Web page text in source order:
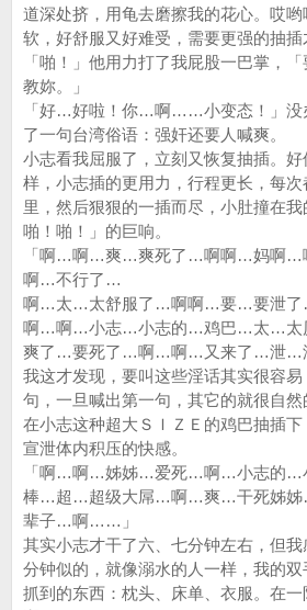
道深处挤，用龟去磨擦我的花心。哎
软，好舒服又好难受，需要更强的抽插
「啪！」他用力打了我屁股一巴掌，
教妳。」
「好…好啦！你…啊……小变态！」没
了一句台湾俗语：强奸还要人喊爽。
小志看我屈服了，立刻又恢复抽插。
样，小志插的更用力，行程更长，每
里，然后狠狠的一插而尽，小肚撞在我
啪！啪！」的巨响。
「啊…啊…爽…爽死了…啊啊…妈啊
啊…不行了…
啊…太…太舒服了…啊啊…要…要泄
啊…啊…小志…小志的…鸡巴…太…太
爽了…要死了…啊…啊…又来了…泄…
我这才发现，要叫这些淫话其实很容
句，一旦喊出第一句，其它的就很自
在小志这种超大ＳＩＺＥ的鸡巴抽插
宣泄体内积压的快感。
「啊…啊…姊姊…爱死…啊…小志的…
棒…超…超级大屌…啊…爽…干死姊
辈子…啊……」
其实小志才干了六、七分钟左右，但
分钟似的，就像溺水的人一样，我的
抓到的东西：枕头、床单、衣服。在